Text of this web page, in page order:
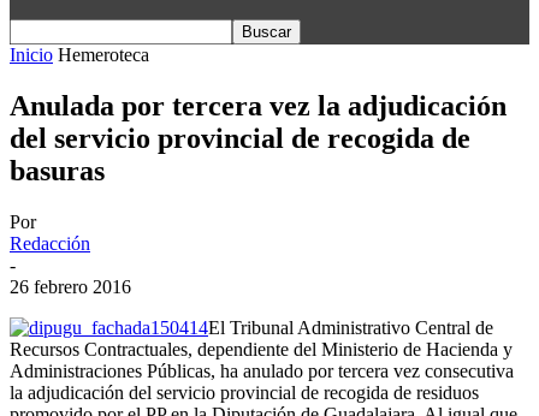
Inicio Hemeroteca
Anulada por tercera vez la adjudicación
del servicio provincial de recogida de
basuras
Por
Redacción
-
26 febrero 2016
El Tribunal Administrativo Central de
Recursos Contractuales, dependiente del Ministerio de Hacienda y
Administraciones Públicas, ha anulado por tercera vez consecutiva
la adjudicación del servicio provincial de recogida de residuos